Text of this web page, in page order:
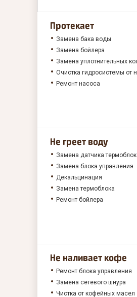
Протекает
Замена бака воды
Замена бойлера
Замена уплотнительных
Очистка гидросистемы от
Ремонт насоса
Не греет воду
Замена датчика
Замена блока управления
Декальцинация
Замена термоблока
Ремонт бойлера
Не наливает кофе
Ремонт блока управления
Замена сетевого шнура
Чистка от кофейных масел